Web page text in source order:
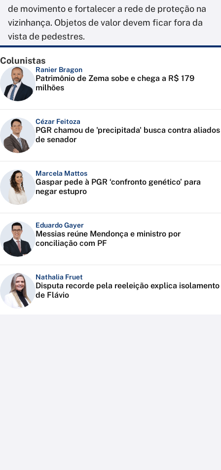
de movimento e fortalecer a rede de proteção na
vizinhança. Objetos de valor devem ficar fora da
vista de pedestres.
Colunistas
Ranier Bragon
Patrimônio de Zema sobe e chega a R$ 179
milhões
Cézar Feitoza
PGR chamou de 'precipitada' busca contra aliados
de senador
Marcela Mattos
Gaspar pede à PGR ‘confronto genético’ para
negar estupro
Eduardo Gayer
Messias reúne Mendonça e ministro por
conciliação com PF
Nathalia Fruet
Disputa recorde pela reeleição explica isolamento
de Flávio